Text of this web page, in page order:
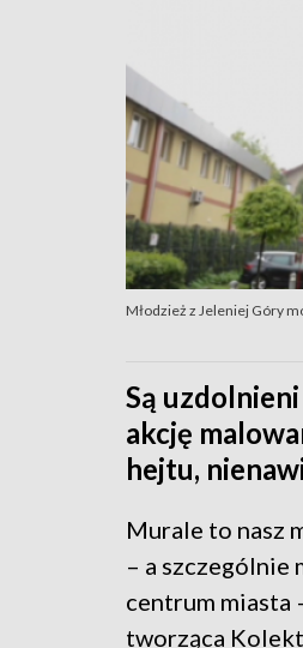
Młodzież z Jeleniej Góry
Są uzdolnieni
akcję
hejtu,
Murale to nasz
– a szczególnie
centrum miasta
tworząca